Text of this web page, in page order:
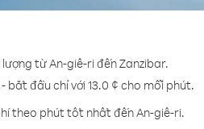
từ An-giê-ri đến Zanzibar.
bắt đầu chỉ với 13.0 ¢ cho mỗi phút.
theo phút tốt nhất đến An-giê-ri.